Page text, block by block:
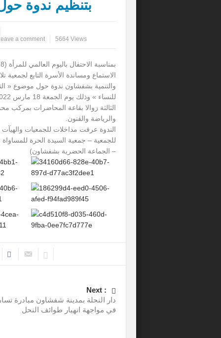
ورشات تكوينيةبتنظيم ندوة
a comment 5664 Views
الاستماع ومساندة الأسرة التابع لجمعية
والتنمية بشفشاون ندوة حول موضوع «
الثالثة زوالا بقاعة المحاضرات بمركب
والرياضة والفنون.
الندوة عرفت مداخلات للجمعيات والهيآت
للجمعية – جمعية السيدة الحرة
– الجماعة الحضرية بشفشاون)
Next :
دار النحلة بمدينة شفشاون مبادرة
في مواجهة انهيار طوائف النحل